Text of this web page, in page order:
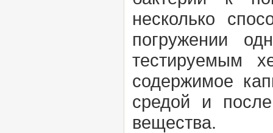
несколько
погружении
тестируемым
содержимое
средой и
вещества.